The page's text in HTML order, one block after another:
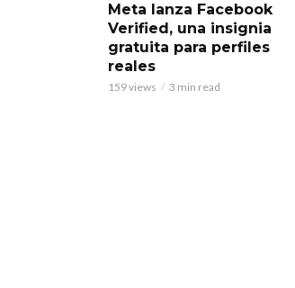
Meta lanza Facebook
Verified, una insignia
gratuita para perfiles
reales
159 views 3 min read